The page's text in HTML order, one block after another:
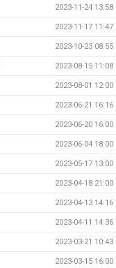
2023-11-24 13:58
2023-11-17 11:47
2023-10-23 08:55
2023-08-15 11:08
2023-08-01 12:00
2023-06-21 16:16
2023-06-20 16:00
2023-06-04 18:00
2023-05-17 13:00
2023-04-18 21:00
2023-04-13 14:16
2023-04-11 14:36
2023-03-21 10:43
2023-03-15 16:00